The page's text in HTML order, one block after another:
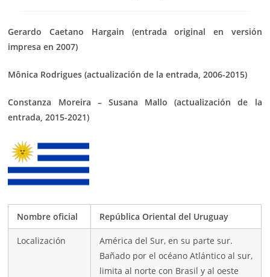
Gerardo Caetano Hargain (entrada original en versión
impresa en 2007)
Mônica Rodrigues (actualización de la entrada, 2006-2015)
Constanza Moreira – Susana Mallo (actualización de la
entrada, 2015-2021)
Nombre oficial República Oriental del Uruguay
Localización
América del Sur, en su parte sur.
Bañado por el océano Atlántico al sur,
limita al norte con Brasil y al oeste